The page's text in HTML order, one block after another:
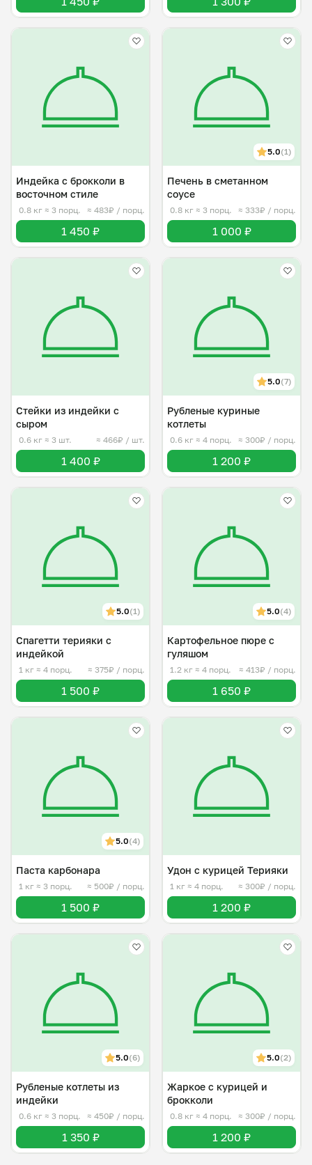
Индейка с брокколи в
восточном стиле
0.8 кг ≈ 3 порц. ≈ 483₽ / порц.
1 450 ₽
5.0(1)
Печень в сметанном
соусе
0.8 кг ≈ 3 порц. ≈ 333₽ / порц.
1 000 ₽
Стейки из индейки с
сыром
0.6 кг ≈ 3 шт. ≈ 466₽ / шт.
1 400 ₽
5.0(7)
Рубленые куриные
котлеты
0.6 кг ≈ 4 порц. ≈ 300₽ / порц.
1 200 ₽
5.0(1)
Спагетти терияки с
индейкой
1 кг ≈ 4 порц. ≈ 375₽ / порц.
1 500 ₽
5.0(4)
Картофельное пюре с
гуляшом
1.2 кг ≈ 4 порц. ≈ 413₽ / порц.
1 650 ₽
5.0(4)
Паста карбонара
1 кг ≈ 3 порц. ≈ 500₽ / порц.
1 500 ₽
Удон с курицей Терияки
1 кг ≈ 4 порц. ≈ 300₽ / порц.
1 200 ₽
5.0(6)
Рубленые котлеты из
индейки
0.6 кг ≈ 3 порц. ≈ 450₽ / порц.
1 350 ₽
5.0(2)
Жаркое с курицей и
брокколи
0.8 кг ≈ 4 порц. ≈ 300₽ / порц.
1 200 ₽